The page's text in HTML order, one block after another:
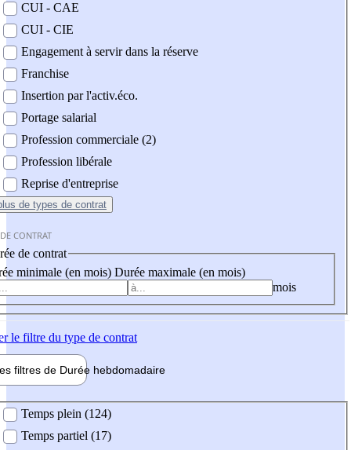
CUI - CAE
CUI - CIE
Engagement à servir dans la réserve
Franchise
Insertion par l'activ.éco.
Portage salarial
Profession commerciale (2)
Profession libérale
Reprise d'entreprise
de types de contrat
CONTRAT
de contrat
minimale (en mois) Durée maximale (en mois)
mois
le filtre du type de contrat
filtres de Durée hebdomadaire
Temps plein (124)
Temps partiel (17)